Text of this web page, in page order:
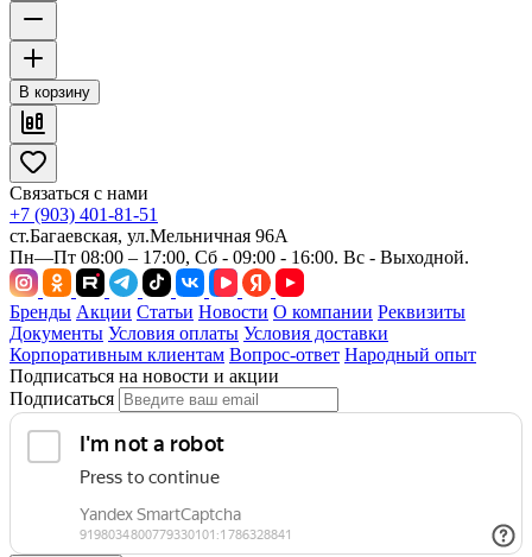
В корзину
Связаться с нами
+7 (903) 401-81-51
ст.Багаевская, ул.Мельничная 96А
Пн—Пт 08:00 – 17:00, Сб - 09:00 - 16:00. Вс - Выходной.
Бренды Акции Статьи Новости О компании Реквизиты
Документы Условия оплаты Условия доставки
Корпоративным клиентам Вопрос-ответ Народный опыт
Подписаться на новости и акции
Подписаться